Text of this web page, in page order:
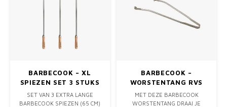
BARBECOOK – XL
SPIEZEN SET 3 STUKS
FSC®
SET VAN 3 EXTRA LANGE
BARBECOOK SPIEZEN (65 CM)
BARBECOOK –
WORSTENTANG RVS
MET DEZE BARBECOOK
WORSTENTANG DRAAI JE